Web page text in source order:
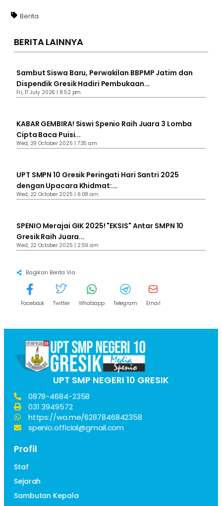
Berita
BERITA LAINNYA
Sambut Siswa Baru, Perwakilan BBPMP Jatim dan
Dispendik Gresik Hadiri Pembukaan...
Fri, 17 July 2026 | 8:52 pm
KABAR GEMBIRA! Siswi Spenio Raih Juara 3 Lomba
Cipta Baca Puisi...
Wed, 29 October 2025 | 7:35 am
UPT SMPN 10 Gresik Peringati Hari Santri 2025
dengan Upacara Khidmat:...
Wed, 22 October 2025 | 6:08 am
SPENIO Merajai GIK 2025! "EKSIS" Antar SMPN 10
Gresik Raih Juara...
Wed, 22 October 2025 | 2:59 am
Bagikan Berita Via
Facebook Twitter Whatsapp Telegram Email
UPT SMP NEGERI 10 GRESIK
0878-4684-2358
031 3949572
https://wa.me/6287846842358
spenio.official@gmail.com
Profil
Staf
Sejarah
Sambutan Kepala